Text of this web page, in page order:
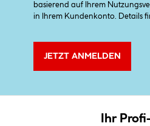
basierend auf Ihrem
in Ihrem Kundenkonto. Details
JETZT ANMELDEN
Ihr